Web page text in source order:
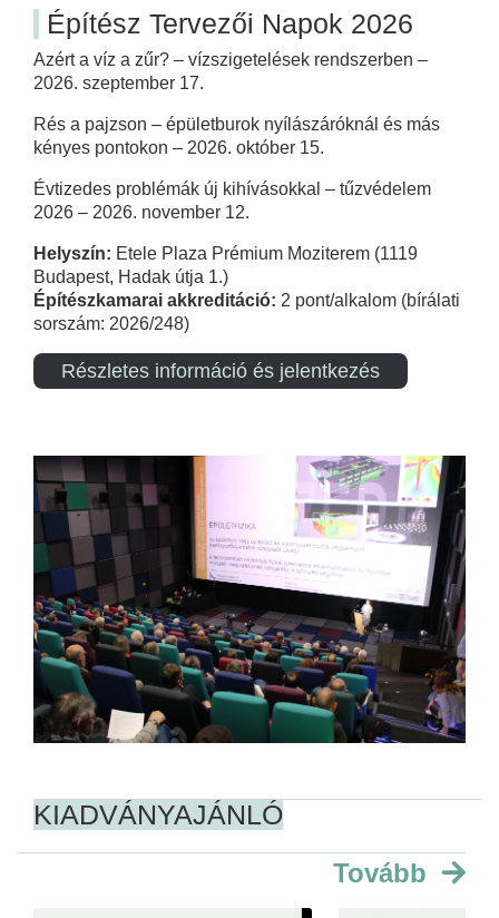
Építész Tervezői Napok 2026
Azért a víz a zűr? – vízszigetelések rendszerben –
2026. szeptember 17.
Rés a pajzson – épületburok nyílászáróknál és más
kényes pontokon – 2026. október 15.
Évtizedes problémák új kihívásokkal – tűzvédelem
2026 – 2026. november 12.
Helyszín: Etele Plaza Prémium Moziterem (1119
Budapest, Hadak útja 1.)
Építészkamarai akkreditáció: 2 pont/alkalom (bírálati
sorszám: 2026/248)
Részletes információ és jelentkezés
KIADVÁNYAJÁNLÓ
Tovább